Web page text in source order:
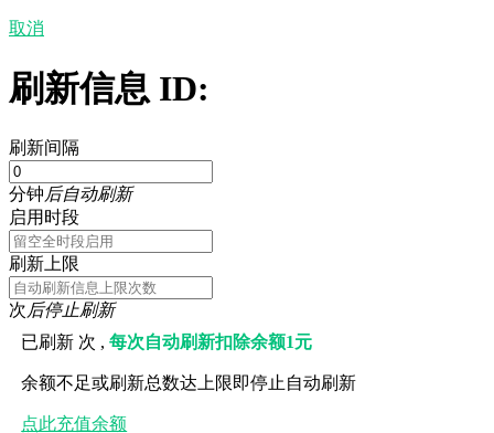
取消
刷新信息 ID:
刷新间隔
分钟后自动刷新
启用时段
刷新上限
次后停止刷新
已刷新 次 ,每次自动刷新扣除余额1元
余额不足或刷新总数达上限即停止自动刷新
点此充值余额